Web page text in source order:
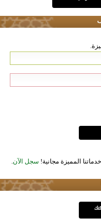
المميزة مجانية! سجل الآن